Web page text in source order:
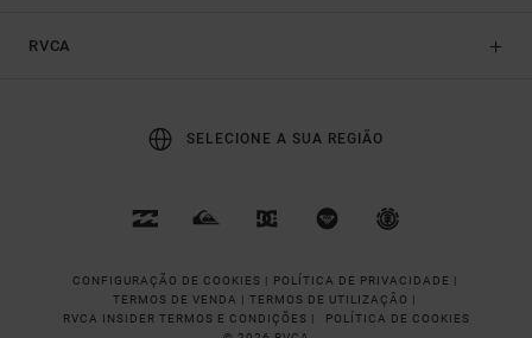
RVCA
SELECIONE A SUA REGIÃO
CONFIGURAÇÃO DE COOKIES | POLÍTICA DE PRIVACIDADE |
TERMOS DE VENDA | TERMOS DE UTILIZAÇÂO |
RVCA INSIDER TERMOS E CONDIÇÕES |
POLÍTICA DE COOKIES